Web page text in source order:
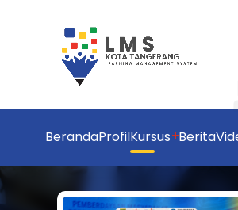
BerandaProfilKursus Berita